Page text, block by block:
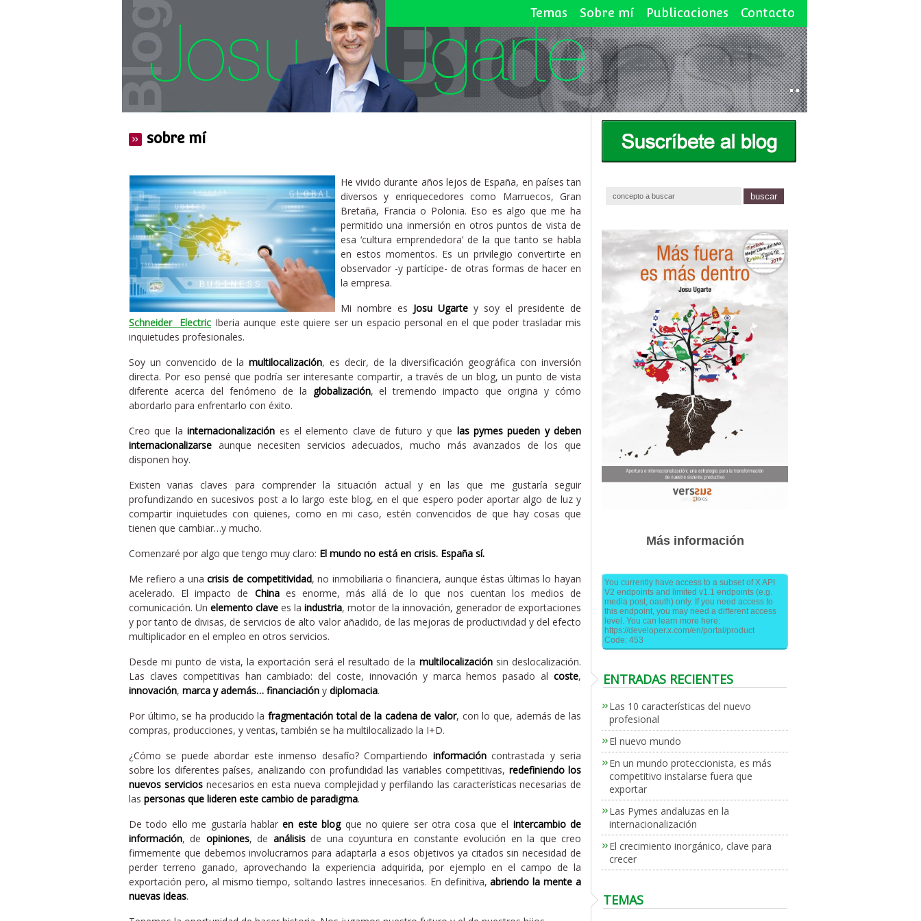
Temas Sobre mí Publicaciones Contacto
sobre mí
He vivido durante años lejos de España, en países tan
diversos y enriquecedores como Marruecos, Gran
Bretaña, Francia o Polonia. Eso es algo que me ha
permitido una inmersión en otros puntos de vista de
esa ‘cultura emprendedora’ de la que tanto se habla
en estos momentos. Es un privilegio convertirte en
observador -y partícipe- de otras formas de hacer en
la empresa.
Mi nombre es Josu Ugarte y soy el presidente de
Schneider Electric Iberia aunque este quiere ser un espacio personal en el que poder trasladar mis
inquietudes profesionales.
Soy un convencido de lamultilocalización, es decir, de la diversificación geográfica con inversión
directa. Por eso pensé que podría ser interesante compartir, a través de un blog, un punto de vista
diferente acerca del fenómeno de la globalización, el tremendo impacto que origina y cómo
abordarlo para enfrentarlo con éxito.
Creo que lainternacionalización es el elemento clave de futuro y que las pymes pueden y deben
internacionalizarse aunque necesiten servicios adecuados, mucho más avanzados de los que
disponen hoy.
Existen varias claves para comprender la situación actual y en las que me gustaría seguir
profundizando en sucesivos post a lo largo este blog, en el que espero poder aportar algo de luz y
compartir inquietudes con quienes, como en mi caso, estén convencidos de que hay cosas que
tienen que cambiar…y mucho.
Comenzaré por algo que tengo muy claro: El mundo no está en crisis. España sí.
Me refiero a unacrisis de competitividad, no inmobiliaria o financiera, aunque éstas últimas lo hayan
acelerado. El impacto de Chinaes enorme, más allá de lo que nos cuentan los medios de
comunicación. Un elemento clave es la industria, motor de la innovación, generador de exportaciones
y por tanto de divisas, de servicios de alto valor añadido, de las mejoras de productividad y del efecto
multiplicador en el empleo en otros servicios.
Desde mi punto de vista, la exportación será el resultado de la multilocalizaciónsin deslocalización.
Las claves competitivas han cambiado: del coste, innovación y marca hemos pasado al coste,
innovación, marca y además… financiación y diplomacia.
Por último, se ha producido la fragmentación total de la cadena de valor, con lo que, además de las
compras, producciones, y ventas, también se ha multilocalizado la I+D.
¿Cómo se puede abordar este inmenso desafío? Compartiendo informacióncontrastada y seria
sobre los diferentes países, analizando con profundidad las variables competitivas, redefiniendo los
nuevos serviciosnecesarios en esta nueva complejidad y perfilando las características necesarias de
las personas que lideren este cambio de paradigma.
De todo ello me gustaría hablaren este blogque no quiere ser otra cosa que el intercambio de
información, de opiniones, de análisisde una coyuntura en constante evolución en la que creo
firmemente que debemos involucrarnos para adaptarla a esos objetivos ya citados sin necesidad de
perder terreno ganado, aprovechando la experiencia adquirida, por ejemplo en el campo de la
exportación pero, al mismo tiempo, soltando lastres innecesarios. En definitiva,abriendo la mente a
nuevas ideas.
Más información
You currently have access to a subset of X API
V2 endpoints and limited v1.1 endpoints (e.g.
media post, oauth) only. If you need access to
this endpoint, you may need a different access
level. You can learn more here:
https://developer.x.com/en/portal/product
Code: 453
ENTRADAS RECIENTES
Las 10 características del nuevo
profesional
El nuevo mundo
En un mundo proteccionista, es más
competitivo instalarse fuera que
exportar
Las Pymes andaluzas en la
internacionalización
El crecimiento inorgánico, clave para
crecer
TEMAS